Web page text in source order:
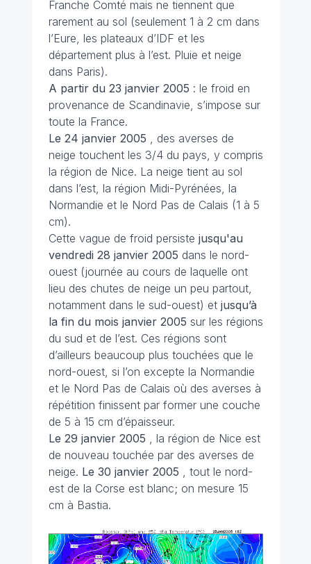
Franche Comté mais ne tiennent que
rarement au sol (seulement 1 à 2 cm dans
l’Eure, les plateaux d’IDF et les
département plus à l’est. Pluie et neige
dans Paris).
A partir du 23 janvier 2005 : le froid en
provenance de Scandinavie, s’impose sur
toute la France.
Le 24 janvier 2005 , des averses de
neige touchent les 3/4 du pays, y compris
la région de Nice. La neige tient au sol
dans l’est, la région Midi-Pyrénées, la
Normandie et le Nord Pas de Calais (1 à 5
cm).
Cette vague de froid persiste jusqu'au
vendredi 28 janvier 2005 dans le nord-
ouest (journée au cours de laquelle ont
lieu des chutes de neige un peu partout,
notamment dans le sud-ouest) et jusqu’à
la fin du mois janvier 2005 sur les régions
du sud et de l’est. Ces régions sont
d’ailleurs beaucoup plus touchées que le
nord-ouest, si l’on excepte la Normandie
et le Nord Pas de Calais où des averses à
répétition finissent par former une couche
de 5 à 15 cm d’épaisseur.
Le 29 janvier 2005 , la région de Nice est
de nouveau touchée par des averses de
neige. Le 30 janvier 2005 , tout le nord-
est de la Corse est blanc; on mesure 15
cm à Bastia.